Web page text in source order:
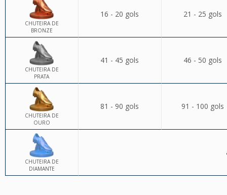
CHUTEIRA DE
BRONZE
16 - 20 gols 21 - 25 gols
CHUTEIRA DE
PRATA
41 - 45 gols 46 - 50 gols
CHUTEIRA DE
OURO
81 - 90 gols 91 - 100 gols
CHUTEIRA DE
DIAMANTE